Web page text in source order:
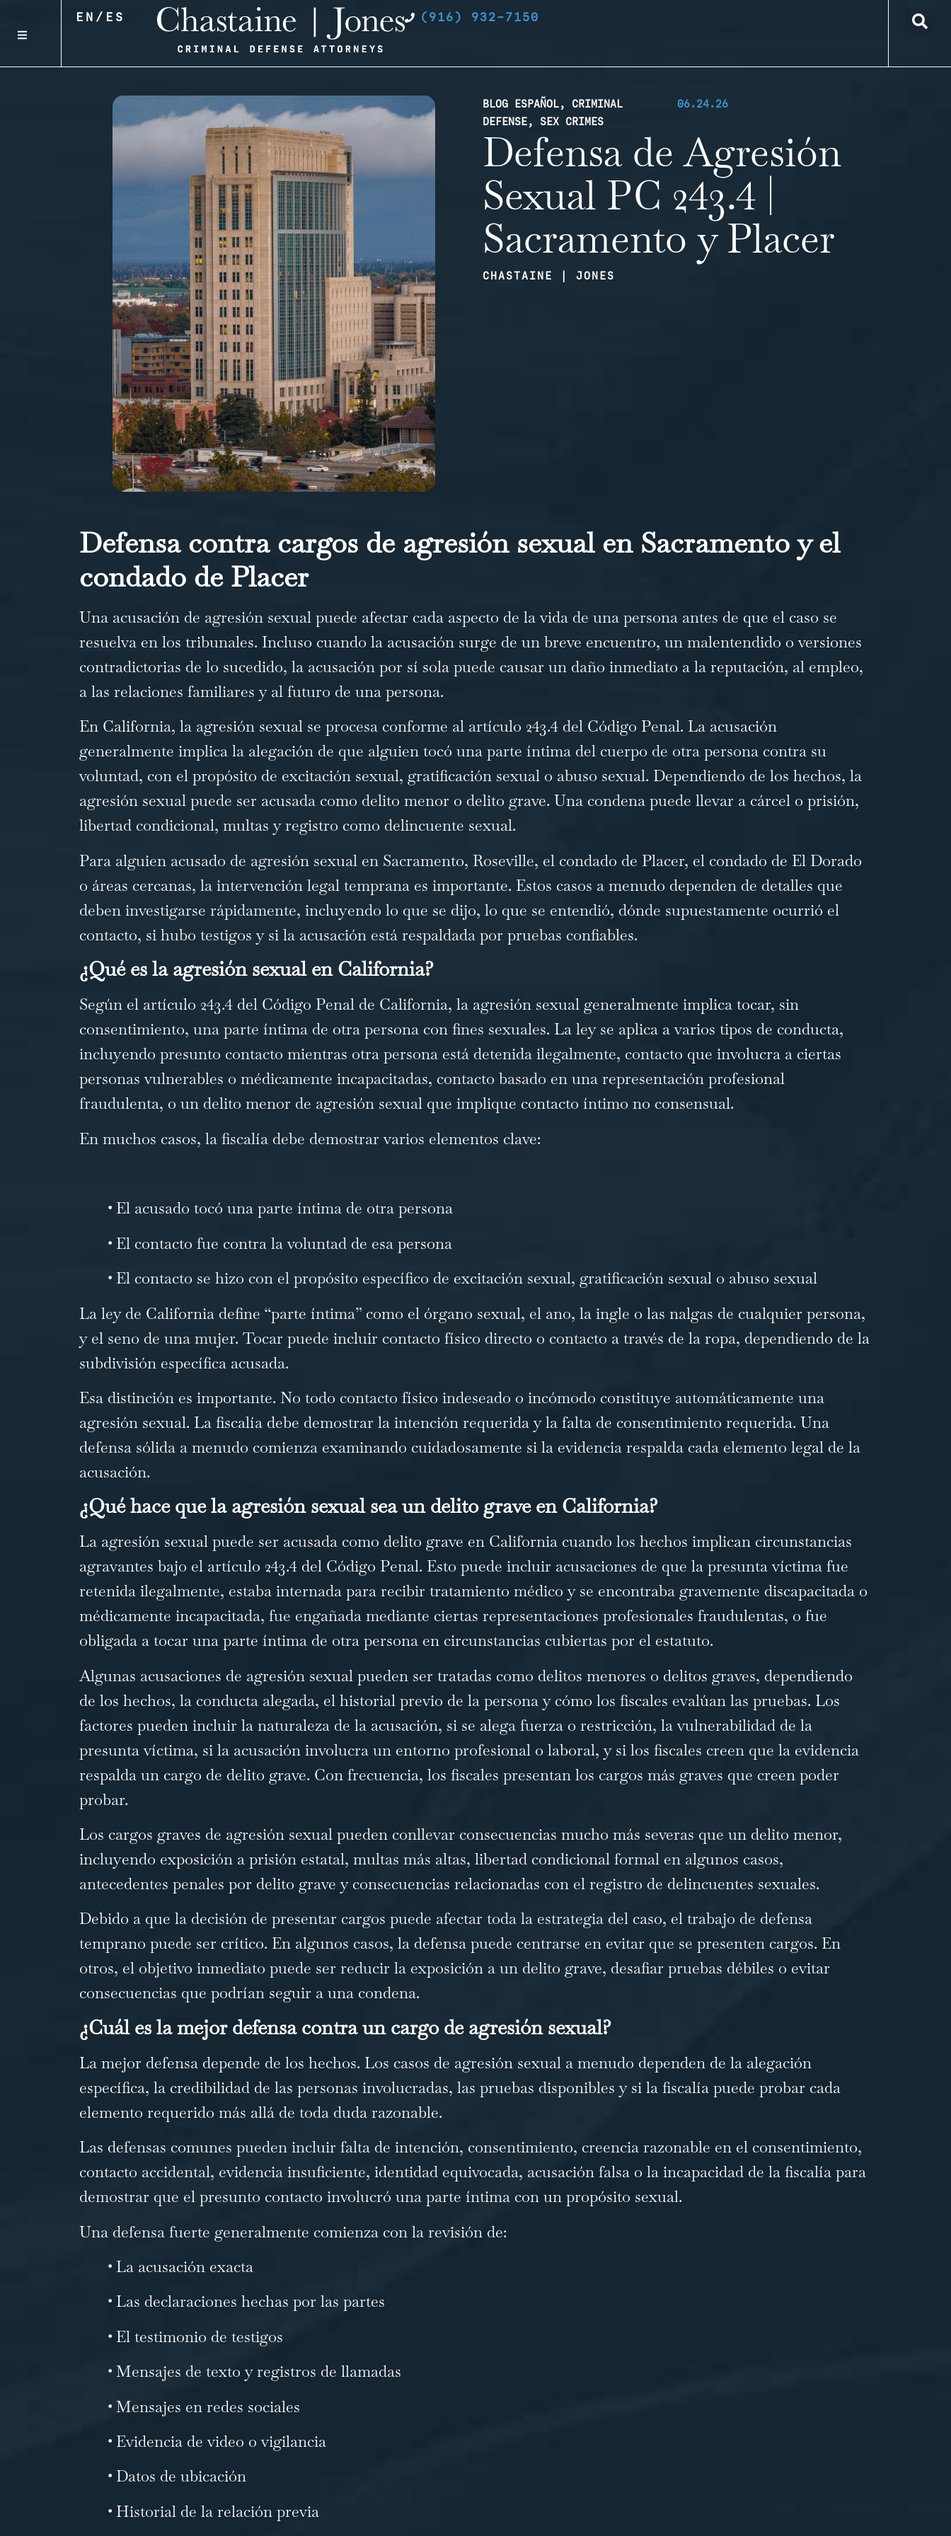
EN / ES (916) 932-7150
BLOG ESPAÑOL, CRIMINAL
DEFENSE, SEX CRIMES
06.24.26
Defensa de Agresión
Sexual PC 243.4 |
Sacramento y Placer
CHASTAINE | JONES
Defensa contra cargos de agresión sexual en Sacramento y el
condado de Placer
Una acusación de agresión sexual puede afectar cada aspecto de la vida de una persona antes de que el caso se
resuelva en los tribunales. Incluso cuando la acusación surge de un breve encuentro, un malentendido o versiones
contradictorias de lo sucedido, la acusación por sí sola puede causar un daño inmediato a la reputación, al empleo,
a las relaciones familiares y al futuro de una persona.
En California, la agresión sexual se procesa conforme al artículo 243.4 del Código Penal. La acusación
generalmente implica la alegación de que alguien tocó una parte íntima del cuerpo de otra persona contra su
voluntad, con el propósito de excitación sexual, gratificación sexual o abuso sexual. Dependiendo de los hechos, la
agresión sexual puede ser acusada como delito menor o delito grave. Una condena puede llevar a cárcel o prisión,
libertad condicional, multas y registro como delincuente sexual.
Para alguien acusado de agresión sexual en Sacramento, Roseville, el condado de Placer, el condado de El Dorado
o áreas cercanas, la intervención legal temprana es importante. Estos casos a menudo dependen de detalles que
deben investigarse rápidamente, incluyendo lo que se dijo, lo que se entendió, dónde supuestamente ocurrió el
contacto, si hubo testigos y si la acusación está respaldada por pruebas confiables.
¿Qué es la agresión sexual en California?
Según el artículo 243.4 del Código Penal de California, la agresión sexual generalmente implica tocar, sin
consentimiento, una parte íntima de otra persona con fines sexuales. La ley se aplica a varios tipos de conducta,
incluyendo presunto contacto mientras otra persona está detenida ilegalmente, contacto que involucra a ciertas
personas vulnerables o médicamente incapacitadas, contacto basado en una representación profesional
fraudulenta, o un delito menor de agresión sexual que implique contacto íntimo no consensual.
En muchos casos, la fiscalía debe demostrar varios elementos clave:
• El acusado tocó una parte íntima de otra persona
• El contacto fue contra la voluntad de esa persona
• El contacto se hizo con el propósito específico de excitación sexual, gratificación sexual o abuso sexual
La ley de California define “parte íntima” como el órgano sexual, el ano, la ingle o las nalgas de cualquier persona,
y el seno de una mujer. Tocar puede incluir contacto físico directo o contacto a través de la ropa, dependiendo de la
subdivisión específica acusada.
Esa distinción es importante. No todo contacto físico indeseado o incómodo constituye automáticamente una
agresión sexual. La fiscalía debe demostrar la intención requerida y la falta de consentimiento requerida. Una
defensa sólida a menudo comienza examinando cuidadosamente si la evidencia respalda cada elemento legal de la
acusación.
¿Qué hace que la agresión sexual sea un delito grave en California?
La agresión sexual puede ser acusada como delito grave en California cuando los hechos implican circunstancias
agravantes bajo el artículo 243.4 del Código Penal. Esto puede incluir acusaciones de que la presunta víctima fue
retenida ilegalmente, estaba internada para recibir tratamiento médico y se encontraba gravemente discapacitada o
médicamente incapacitada, fue engañada mediante ciertas representaciones profesionales fraudulentas, o fue
obligada a tocar una parte íntima de otra persona en circunstancias cubiertas por el estatuto.
Algunas acusaciones de agresión sexual pueden ser tratadas como delitos menores o delitos graves, dependiendo
de los hechos, la conducta alegada, el historial previo de la persona y cómo los fiscales evalúan las pruebas. Los
factores pueden incluir la naturaleza de la acusación, si se alega fuerza o restricción, la vulnerabilidad de la
presunta víctima, si la acusación involucra un entorno profesional o laboral, y si los fiscales creen que la evidencia
respalda un cargo de delito grave. Con frecuencia, los fiscales presentan los cargos más graves que creen poder
probar.
Los cargos graves de agresión sexual pueden conllevar consecuencias mucho más severas que un delito menor,
incluyendo exposición a prisión estatal, multas más altas, libertad condicional formal en algunos casos,
antecedentes penales por delito grave y consecuencias relacionadas con el registro de delincuentes sexuales.
Debido a que la decisión de presentar cargos puede afectar toda la estrategia del caso, el trabajo de defensa
temprano puede ser crítico. En algunos casos, la defensa puede centrarse en evitar que se presenten cargos. En
otros, el objetivo inmediato puede ser reducir la exposición a un delito grave, desafiar pruebas débiles o evitar
consecuencias que podrían seguir a una condena.
¿Cuál es la mejor defensa contra un cargo de agresión sexual?
La mejor defensa depende de los hechos. Los casos de agresión sexual a menudo dependen de la alegación
específica, la credibilidad de las personas involucradas, las pruebas disponibles y si la fiscalía puede probar cada
elemento requerido más allá de toda duda razonable.
Las defensas comunes pueden incluir falta de intención, consentimiento, creencia razonable en el consentimiento,
contacto accidental, evidencia insuficiente, identidad equivocada, acusación falsa o la incapacidad de la fiscalía para
demostrar que el presunto contacto involucró una parte íntima con un propósito sexual.
Una defensa fuerte generalmente comienza con la revisión de:
• La acusación exacta
• Las declaraciones hechas por las partes
• El testimonio de testigos
• Mensajes de texto y registros de llamadas
• Mensajes en redes sociales
• Evidencia de video o vigilancia
• Datos de ubicación
• Historial de la relación previa